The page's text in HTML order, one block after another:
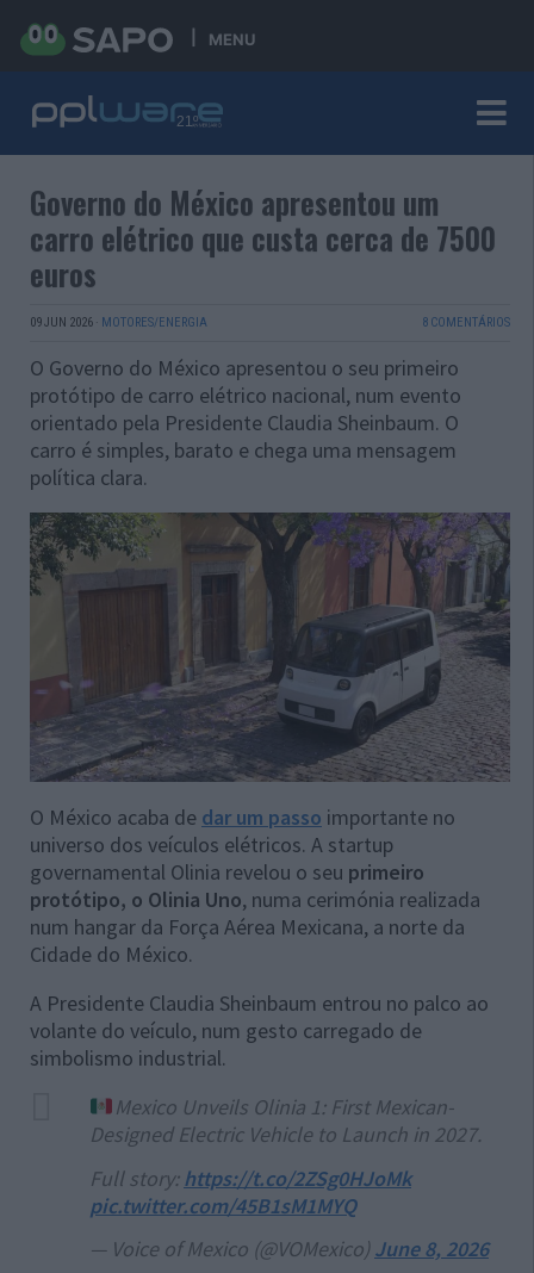
MENU
Governo do México apresentou um
carro elétrico que custa cerca de 7500
euros
09 JUN 2026 · MOTORES/ENERGIA 8 COMENTÁRIOS
O Governo do México apresentou o seu primeiro
protótipo de carro elétrico nacional, num evento
orientado pela Presidente Claudia Sheinbaum. O
carro é simples, barato e chega uma mensagem
política clara.
O México acaba de dar um passo importante no
universo dos veículos elétricos. A startup
governamental Olinia revelou o seu primeiro
protótipo, o Olinia Uno, numa cerimónia realizada
num hangar da Força Aérea Mexicana, a norte da
Cidade do México.
A Presidente Claudia Sheinbaum entrou no palco ao
volante do veículo, num gesto carregado de
simbolismo industrial.
Mexico Unveils Olinia 1: First Mexican-
Designed Electric Vehicle to Launch in 2027.
Full story:https://t.co/2ZSg0HJoMk
pic.twitter.com/45B1sM1MYQ
— Voice of Mexico (@VOMexico) June 8, 2026